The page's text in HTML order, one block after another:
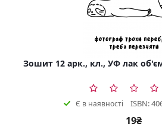
Зошит 12 арк., кл., УФ лак
Є в наявності ISBN:
19₴